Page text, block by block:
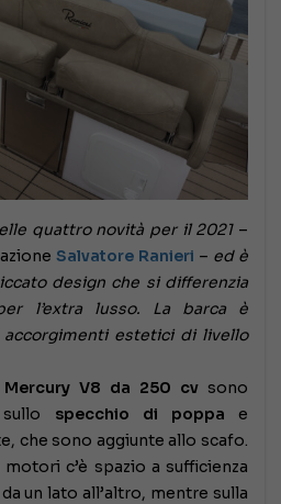
quattro novità per il 2021 –
Salvatore Ranieri – ed è
design che si differenzia
l’extra lusso. La barca è
estetici di livello
V8 da 250 cv sono
specchio di poppa e
che sono aggiunte allo scafo.
c’è spazio a sufficienza
un lato all’altro, mentre sulla